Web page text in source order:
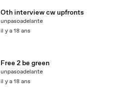
Oth interview cw upfronts
unpasoadelante
il y a 18 ans
Free 2 be green
unpasoadelante
il y a 18 ans